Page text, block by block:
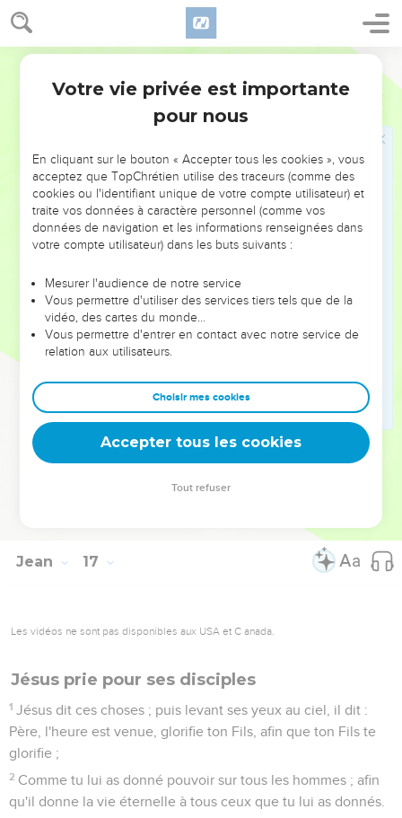
Jean 16
Jésus est vainqueur du monde
25 Je vous ai dit ces choses par des similitudes, mais l'heure
vient que je ne vous parlerai plus par des paraboles ; mais je
vous parlerai ouvertement de [mon] Père.
En ce jour-là vous demanderez [des grâces] en mon Nom,
Car le Père lui-même vous aime, parce que vous m'avez
aimé, et que vous avez cru, que je suis issu de Dieu.
Je suis issu du Père, et je suis venu au monde ; [et]
encore, je laisse le monde, et je m'en vais au Père.
ouvertement, et tu n'uses plus de paraboles.
Maintenant nous connaissons que tu sais toutes choses, et
que tu n'as pas besoin que personne t'interroge ; à cause de
cela nous croyons que tu es issu de Dieu.
Jésus leur répondit : croyez vous maintenant ?
Voici, l'heure vient, et elle est déjà venue, que vous serez
dispersés chacun de son côté, et vous me laisserez seul ;
mais je ne suis point seul, car le Père est avec moi.
Je vous ai dit ces choses afin que vous ayez la paix en
Jean 17
Les vidéos ne sont pas disponibles aux USA et C anada.
Jésus prie pour ses disciples
1 Jésus dit ces choses ; puis levant ses yeux au ciel, il dit :
Père, l'heure est venue, glorifie ton Fils, afin que ton Fils te
glorifie ;
2 Comme tu lui as donné pouvoir sur tous les hommes ; afin
qu'il donne la vie éternelle à tous ceux que tu lui as donnés.
Votre vie privée est importante
pour nous
En cliquant sur le bouton « Accepter tous les cookies », vous
acceptez que TopChrétien utilise des traceurs (comme des
cookies ou l'identifiant unique de votre compte utilisateur) et
traite vos données à caractère personnel (comme vos
données de navigation et les informations renseignées dans
votre compte utilisateur) dans les buts suivants :
Mesurer l'audience de notre service
Vous permettre d'utiliser des services tiers tels que de la
vidéo, des cartes du monde…
Vous permettre d'entrer en contact avec notre service de
relation aux utilisateurs.
Choisir mes cookies
Accepter tous les cookies
Tout refuser